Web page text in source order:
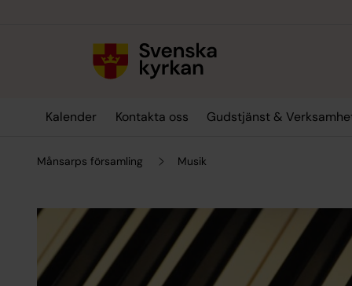
Kalender Kontakta oss Gudstjänst &
Månsarps församling Musik